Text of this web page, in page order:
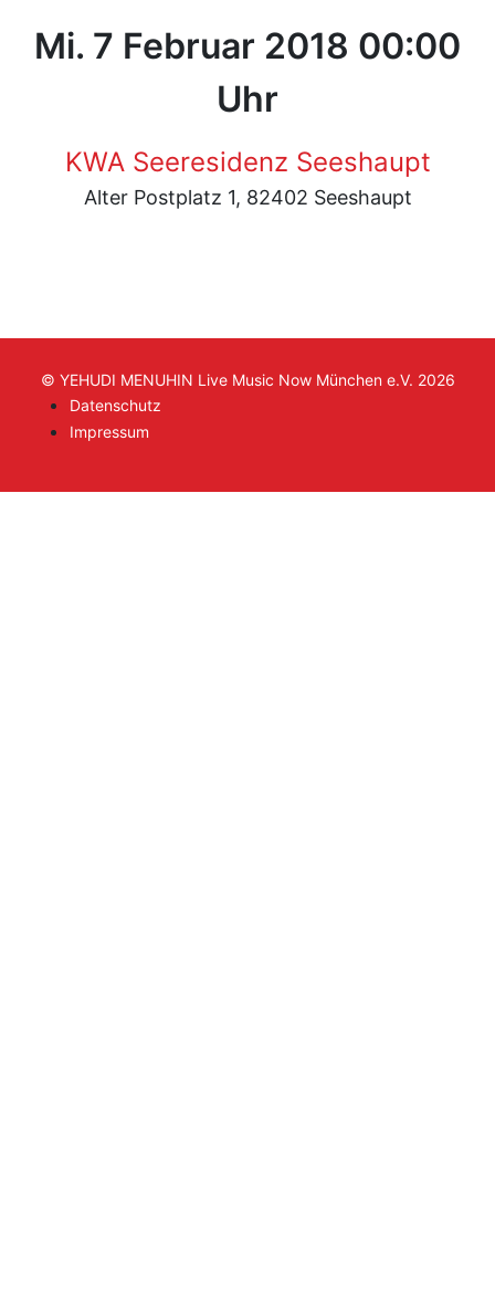
Mi. 7 Februar 2018 00:00
Uhr
KWA Seeresidenz Seeshaupt
Alter Postplatz 1, 82402 Seeshaupt
© YEHUDI MENUHIN Live Music Now München e.V. 2026
Datenschutz
Impressum